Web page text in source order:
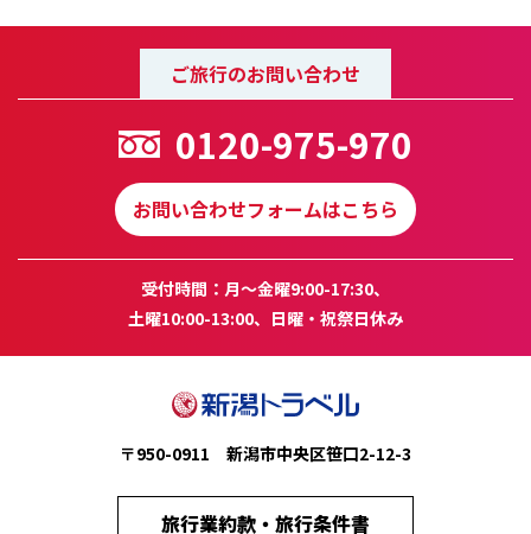
ご旅行のお問い合わせ
0120-975-970
お問い合わせフォームはこちら
受付時間：月～金曜9:00-17:30、
土曜10:00-13:00、日曜・祝祭日休み
〒950-0911 新潟市中央区笹口2-12-3
旅行業約款・旅行条件書